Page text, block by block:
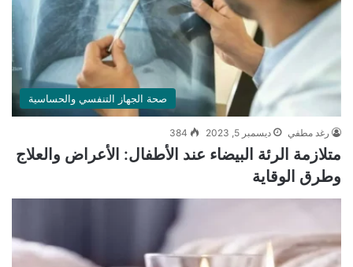
صحة الجهاز التنفسي والحساسية
رغد مطفي ديسمبر 5, 2023 384
متلازمة الرئة البيضاء عند الأطفال: الأعراض والعلاج
وطرق الوقاية